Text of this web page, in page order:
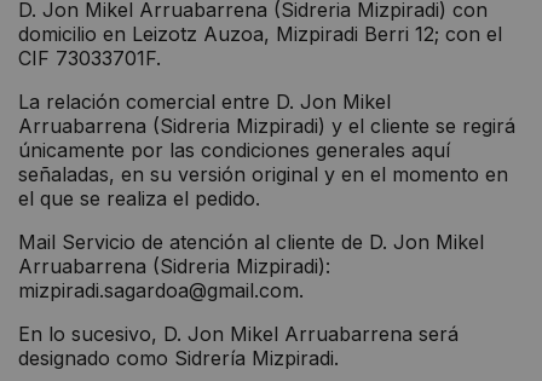
D. Jon Mikel Arruabarrena (Sidreria Mizpiradi) con
domicilio en Leizotz Auzoa, Mizpiradi Berri 12; con el
CIF 73033701F.
La relación comercial entre D. Jon Mikel
Arruabarrena (Sidreria Mizpiradi) y el cliente se regirá
únicamente por las condiciones generales aquí
señaladas, en su versión original y en el momento en
el que se realiza el pedido.
Mail Servicio de atención al cliente de D. Jon Mikel
Arruabarrena (Sidreria Mizpiradi):
mizpiradi.sagardoa@gmail.com.
En lo sucesivo, D. Jon Mikel Arruabarrena será
designado como Sidrería Mizpiradi.